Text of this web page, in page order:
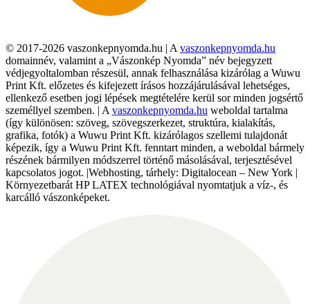
© 2017-2026 vaszonkepnyomda.hu | A vaszonkepnyomda.hu
domainnév, valamint a „Vászonkép Nyomda” név bejegyzett
védjegyoltalomban részesül, annak felhasználása kizárólag a Wuwu
Print Kft. előzetes és kifejezett írásos hozzájárulásával lehetséges,
ellenkező esetben jogi lépések megtételére kerül sor minden jogsértő
személlyel szemben. | A vaszonkepnyomda.hu weboldal tartalma
(így különösen: szöveg, szövegszerkezet, struktúra, kialakítás,
grafika, fotók) a Wuwu Print Kft. kizárólagos szellemi tulajdonát
képezik, így a Wuwu Print Kft. fenntart minden, a weboldal bármely
részének bármilyen módszerrel történő másolásával, terjesztésével
kapcsolatos jogot. |Webhosting, tárhely: Digitalocean – New York |
Környezetbarát HP LATEX technológiával nyomtatjuk a víz-, és
karcálló vászonképeket.